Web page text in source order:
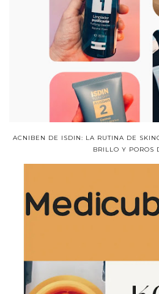
ACNIBEN DE ISDIN: LA RUTINA DE
BRILLO Y POROS